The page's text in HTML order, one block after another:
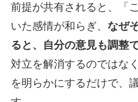
前提が共有されると、「
いた感情が和らぎ、 なぜ
ると、自分の意見も調整
対立を解消するのではな
を明らかにするだけで、